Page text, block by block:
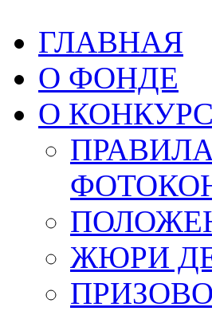
ГЛАВНАЯ
О ФОНДЕ
О
ЖЮРИ